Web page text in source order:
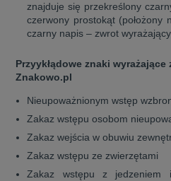
znajduje się przekreślony
czerwony prostokąt (położony
czarny napis – zwrot wyrażający
Przyykłądowe znaki
Znakowo.pl
Nieupoważnionym wstęp
Zakaz wstępu osobom
Zakaz wejścia w obuwiu
Zakaz wstępu ze zwierzętami
Zakaz wstępu z